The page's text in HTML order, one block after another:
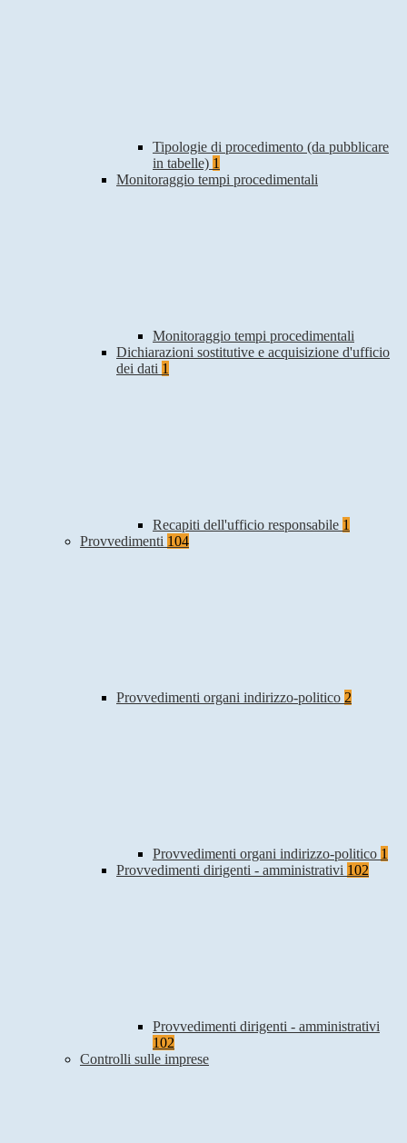
Tipologie di procedimento (da pubblicare
in tabelle) 1
Monitoraggio tempi procedimentali
Monitoraggio tempi procedimentali
Dichiarazioni sostitutive e acquisizione d'ufficio
dei dati 1
Recapiti dell'ufficio responsabile 1
Provvedimenti 104
Provvedimenti organi indirizzo-politico 2
Provvedimenti organi indirizzo-politico 1
Provvedimenti dirigenti - amministrativi 102
Provvedimenti dirigenti - amministrativi
102
Controlli sulle imprese